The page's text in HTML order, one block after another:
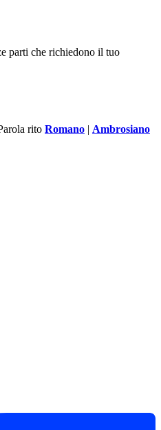
parti che richiedono il tuo
rito Romano | Ambrosiano